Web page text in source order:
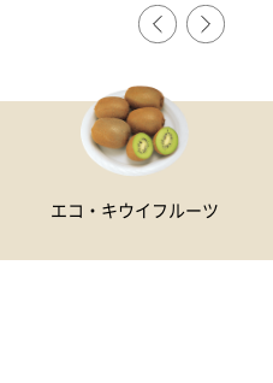
エコ・キウイフルーツ